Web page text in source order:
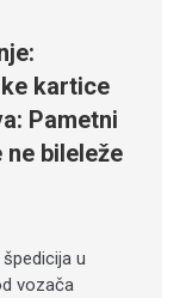
kartice
Pametni
bileleže
u
vozača